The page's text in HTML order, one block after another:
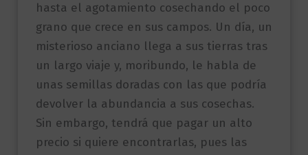
hasta el agotamiento cosechando el poco
grano que crece en sus campos. Un día, un
misterioso anciano llega a sus tierras tras
un largo viaje y, moribundo, le habla de
unas semillas doradas con las que podría
devolver la abundancia a sus cosechas.
Sin embargo, tendrá que pagar un alto
precio si quiere encontrarlas, pues las